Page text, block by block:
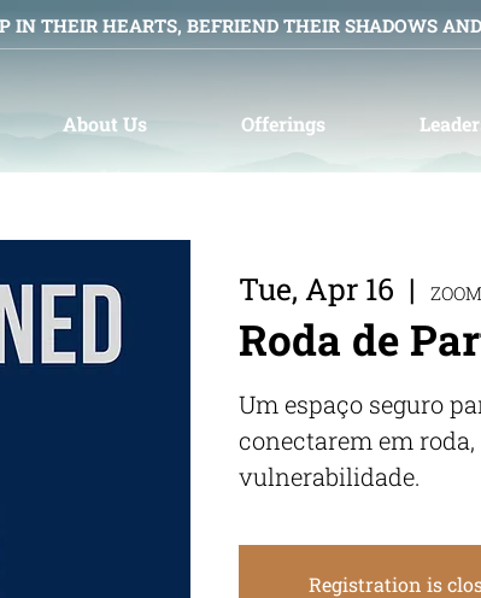
IN THEIR HEARTS, BEFRIEND THEIR SHADOWS
About Us Offerings
Tue, Apr 16
  |
ZOOM
Roda de
Um espaço seguro
conectarem em roda,
vulnerabilidade.
Registration is